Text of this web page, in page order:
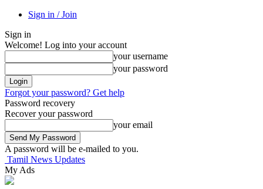
Sign in / Join
Sign in
Welcome! Log into your account
your username
your password
Forgot your password? Get help
Password recovery
Recover your password
your email
A password will be e-mailed to you.
Tamil News Updates
My Ads